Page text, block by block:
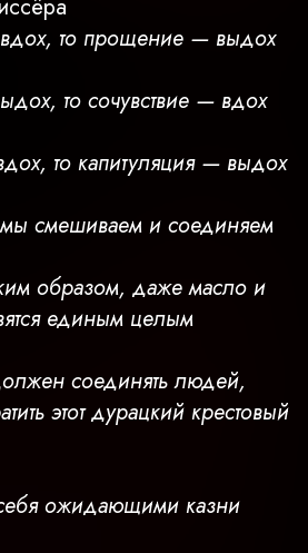
то прощение — выдох
то сочувствие — вдох
то капитуляция — выдох
смешиваем и соединяем
образом, даже масло и
единым целым
соединять людей,
этот дурацкий крестовый
ожидающими казни